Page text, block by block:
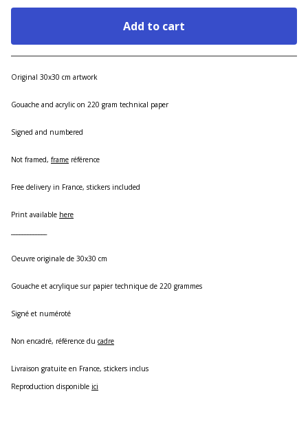
Add to cart
Original 30x30 cm artwork
Gouache and acrylic on 220 gram technical paper
Signed and numbered
Not framed, frame référence
Free delivery in France, stickers included
Print available here
Oeuvre originale de 30x30 cm
Gouache et acrylique sur papier technique de 220 grammes
Signé et numéroté
Non encadré, référence du cadre
Livraison gratuite en France, stickers inclus
Reproduction disponible ici